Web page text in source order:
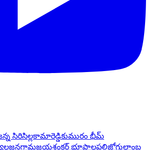
సిరిసిల్లకామారెడ్డికుమురం భీమ్
జనగామజయశంకర్ భూపాలపల్లిజోగులాంబ